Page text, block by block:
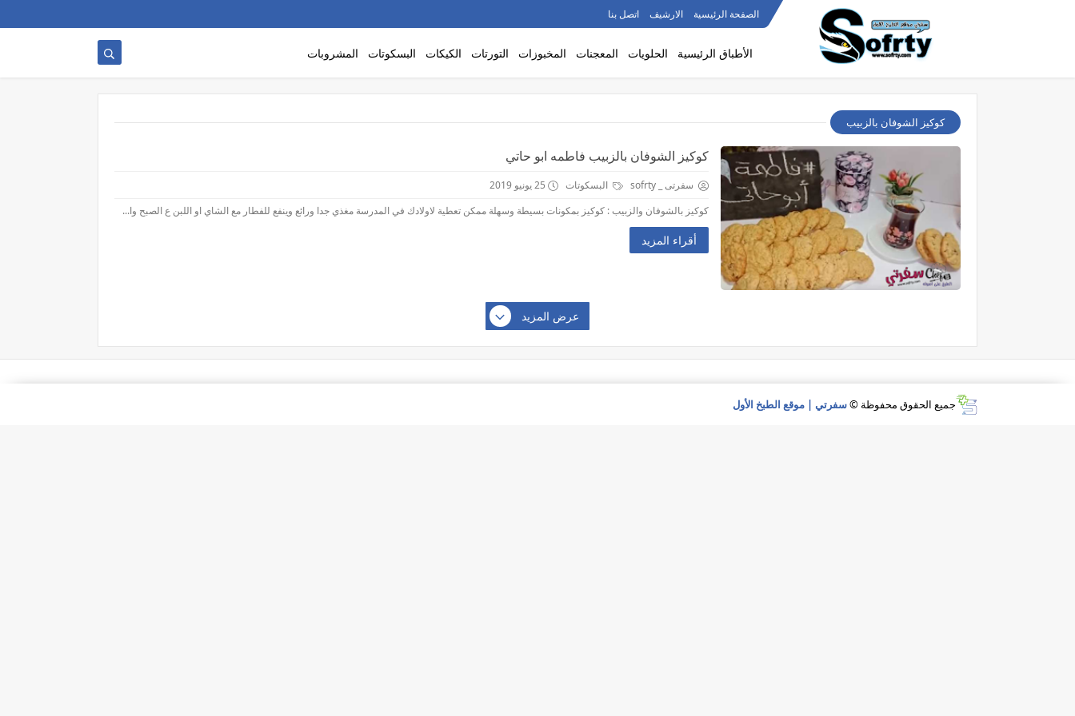
الصفحة الرئيسية الارشيف اتصل بنا
الأطباق الرئيسية الحلويات المعجنات المخبوزات التورتات الكيكات البسكوتات المشروبات
كوكيز الشوفان بالزبيب
كوكيز الشوفان بالزبيب فاطمه ابو حاتي
سفرتى _ sofrty البسكوتات
25 يونيو 2019
كوكيز بالشوفان والزبيب : كوكيز بمكونات بسيطة وسهلة ممكن تعطية لاولادك في المدرسة مغذي جدا ورائع وينفع للفطار مع الشاي او اللبن ع الصبح وا...
أقراء المزيد
عرض المزيد
جميع الحقوق محفوظة ©سفرتي | موقع الطبخ الأول